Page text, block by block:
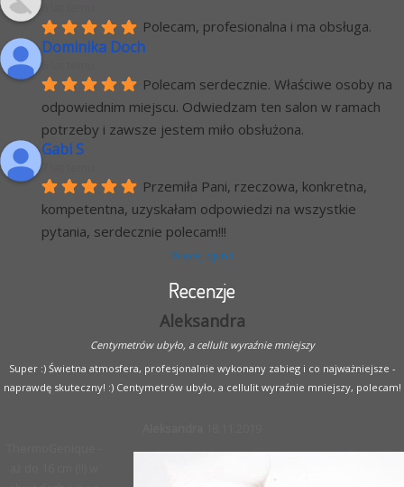
Polecam, profesionalna i ma obsługa.
Dominika Doch
Polecam serdecznie. Właściwe osoby na
odpowiednim miejscu. Odwiedzam ten salon w ramach
potrzeby i zawsze jestem miło obsłużona.
Gabi S
Przemiła Pani, rzeczowa, konkretna,
kompetentna, uzyskałam odpowiedzi na wszystkie
pytania, serdecznie polecam!!!
Więcej opinii
Recenzje
Aleksandra
Centymetrów ubyło, a cellulit wyraźnie mniejszy
Super :) Świetna atmosfera, profesjonalnie wykonany zabieg i co najważniejsze -
naprawdę skuteczny! :) Centymetrów ubyło, a cellulit wyraźnie mniejszy, polecam!